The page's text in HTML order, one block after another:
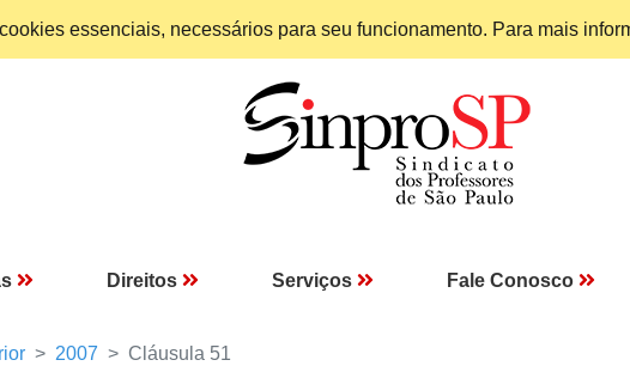
essenciais, necessários para seu funcionamento. Para mais
Direitos Serviços Fale Conosco
2007 Cláusula 51